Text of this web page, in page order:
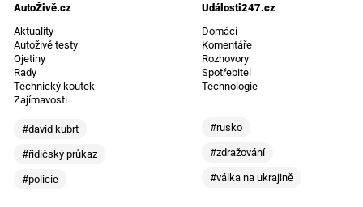
AutoŽivě.cz
Aktuality
Autoživě testy
Ojetiny
Rady
Technický koutek
Zajímavosti
#david kubrt
#řidičský průkaz
#policie
Události247.cz
Domácí
Komentáře
Rozhovory
Spotřebitel
Technologie
#rusko
#zdražování
#válka na ukrajině